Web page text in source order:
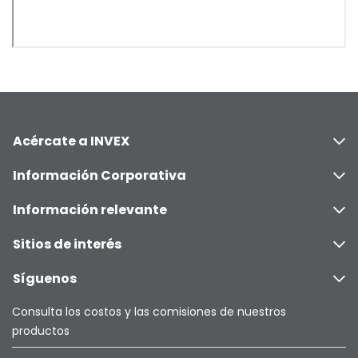
Acércate a INVEX
Información Corporativa
Información relevante
Sitios de interés
Síguenos
Consulta los costos y las comisiones de nuestros
productos